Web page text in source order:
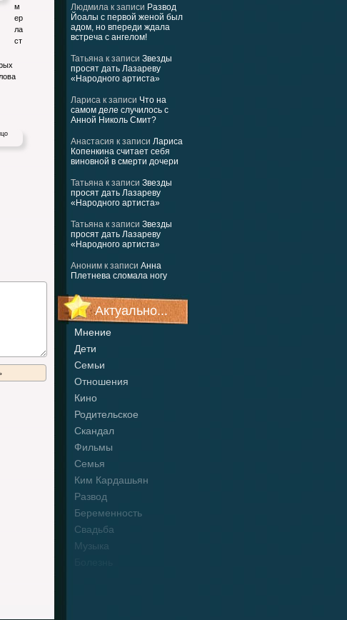
Людмила к записи Развод
Йоалы с первой женой был
адом, но впереди ждала
встреча с ангелом!
Татьяна к записи Звезды
просят дать Лазареву
«Народного артиста»
Лариса к записи Что на
самом деле случилось с
Анной Николь Смит?
Анастасия к записи Лариса
Копенкина считает себя
виновной в смерти дочери
Татьяна к записи Звезды
просят дать Лазареву
«Народного артиста»
Татьяна к записи Звезды
просят дать Лазареву
«Народного артиста»
Аноним к записи Анна
Плетнева сломала ногу
Актуально...
Мнение
Дети
Семьи
Отношения
Кино
Родительское
Скандал
Фильмы
Семья
Ким Кардашьян
Развод
Беременность
Свадьба
Музыка
м
ер
ла
ст